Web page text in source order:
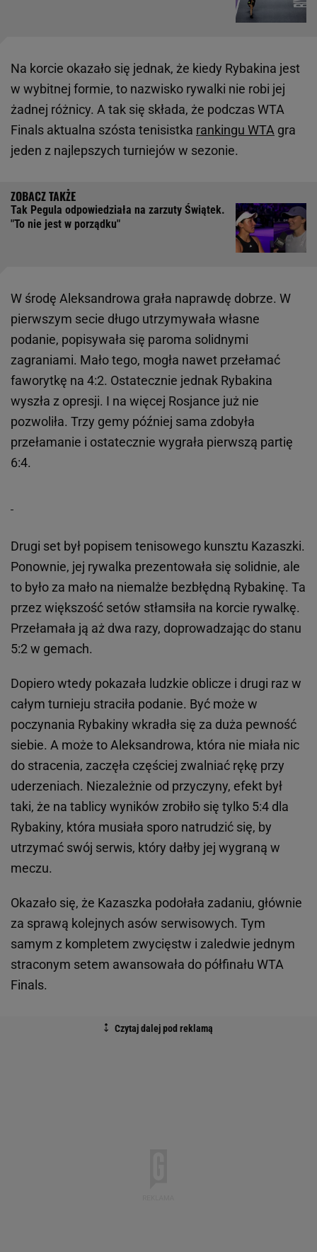
Na korcie okazało się jednak, że kiedy Rybakina jest
w wybitnej formie, to nazwisko rywalki nie robi jej
żadnej różnicy. A tak się składa, że podczas WTA
Finals aktualna szósta tenisistka rankingu WTA gra
jeden z najlepszych turniejów w sezonie.
Tak Pegula odpowiedziała na zarzuty Świątek.
"To nie jest w porządku"
W środę Aleksandrowa grała naprawdę dobrze. W
pierwszym secie długo utrzymywała własne
podanie, popisywała się paroma solidnymi
zagraniami. Mało tego, mogła nawet przełamać
faworytkę na 4:2. Ostatecznie jednak Rybakina
wyszła z opresji. I na więcej Rosjance już nie
pozwoliła. Trzy gemy później sama zdobyła
przełamanie i ostatecznie wygrała pierwszą partię
6:4.
Drugi set był popisem tenisowego kunsztu Kazaszki.
Ponownie, jej rywalka prezentowała się solidnie, ale
to było za mało na niemalże bezbłędną Rybakinę. Ta
przez większość setów stłamsiła na korcie rywalkę.
Przełamała ją aż dwa razy, doprowadzając do stanu
5:2 w gemach.
Dopiero wtedy pokazała ludzkie oblicze i drugi raz w
całym turnieju straciła podanie. Być może w
poczynania Rybakiny wkradła się za duża pewność
siebie. A może to Aleksandrowa, która nie miała nic
do stracenia, zaczęła częściej zwalniać rękę przy
uderzeniach. Niezależnie od przyczyny, efekt był
taki, że na tablicy wyników zrobiło się tylko 5:4 dla
Rybakiny, która musiała sporo natrudzić się, by
utrzymać swój serwis, który dałby jej wygraną w
meczu.
Okazało się, że Kazaszka podołała zadaniu, głównie
za sprawą kolejnych asów serwisowych. Tym
samym z kompletem zwycięstw i zaledwie jednym
straconym setem awansowała do półfinału WTA
Finals.